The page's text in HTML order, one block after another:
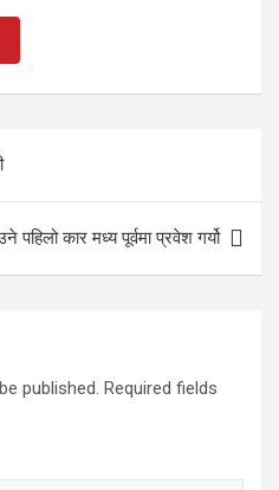
पहिलो कार मध्य पूर्वमा प्रवेश गर्यो
published. Required fields